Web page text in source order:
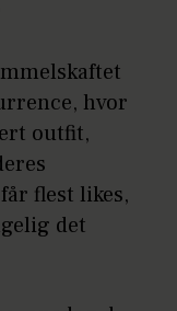
hvor
outfit,
flest likes,
det